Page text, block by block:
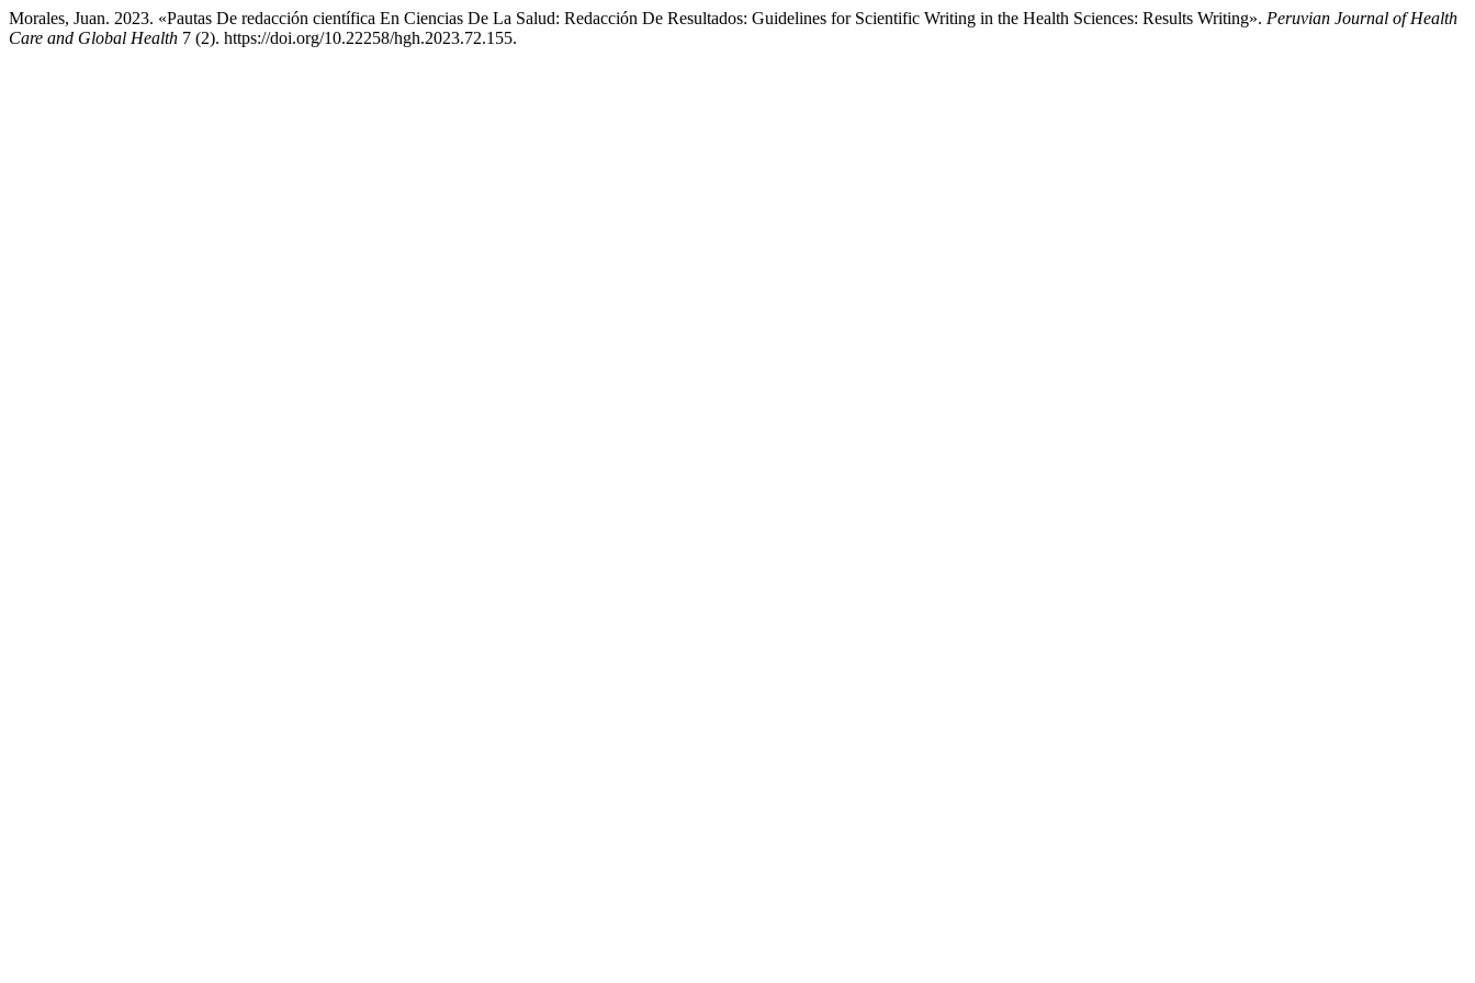
Morales, Juan. 2023. «Pautas De redacción científica En Ciencias De La Salud: Redacción De Resultados: Guidelines for Scientific Writing in the Health Sciences: Results Writing». Peruvian Journal of Health
Care and Global Health 7 (2). https://doi.org/10.22258/hgh.2023.72.155.